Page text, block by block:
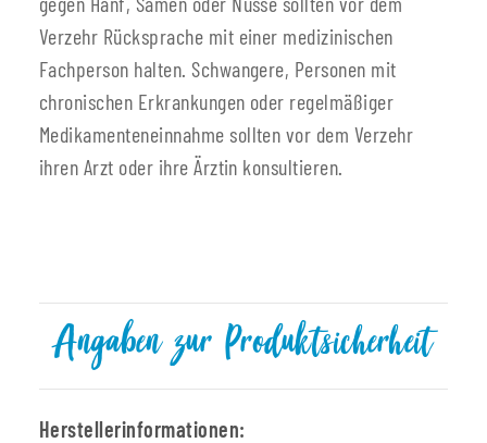
Verzehr Rücksprache mit einer medizinischen
Fachperson halten. Schwangere, Personen mit
chronischen Erkrankungen oder regelmäßiger
Medikamenteneinnahme sollten vor dem Verzehr
ihren Arzt oder ihre Ärztin konsultieren.
Angaben zur Produktsicherheit
Herstellerinformationen: